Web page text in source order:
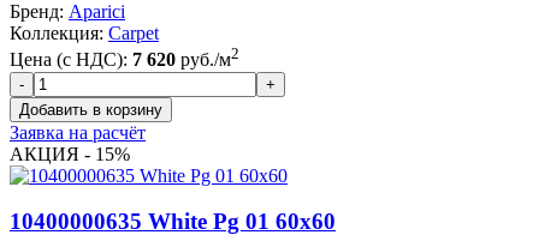
Бренд: Aparici
Коллекция: Carpet
Цена (с НДС): 7 620 руб./м2
Заявка на расчёт
АКЦИЯ - 15%
10400000635 White Pg 01 60x60